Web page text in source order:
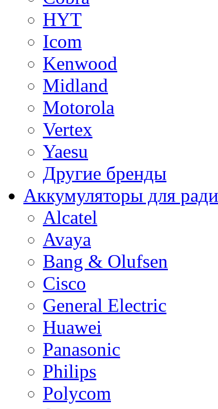
HYT
Icom
Kenwood
Midland
Motorola
Vertex
Yaesu
Другие бренды
Аккумуляторы для
Alcatel
Avaya
Bang & Olufsen
Cisco
General Electric
Huawei
Panasonic
Philips
Polycom